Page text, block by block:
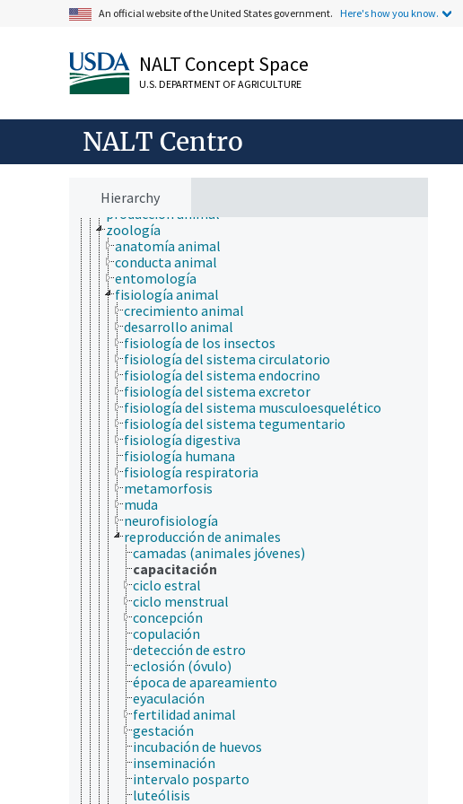
An official website of the United States government. Here's how you know.
NALT Concept Space
U.S. DEPARTMENT OF AGRICULTURE
NALT Centro
Hierarchy
cartografía
ciencia animal
anatomía y morfología
antropología
ciencia avícola
ciencia de forrajes y piensos
ciencia de la carne
ciencia lechera
ciencias médicas
cruce de animales
ganadería
producción animal
zoología
anatomía animal
conducta animal
entomología
fisiología animal
crecimiento animal
desarrollo animal
fisiología de los insectos
fisiología del sistema circulatorio
fisiología del sistema endocrino
fisiología del sistema excretor
fisiología del sistema musculoesquelético
fisiología del sistema tegumentario
fisiología digestiva
fisiología humana
fisiología respiratoria
metamorfosis
muda
neurofisiología
reproducción de animales
camadas (animales jóvenes)
capacitación
ciclo estral
ciclo menstrual
concepción
copulación
detección de estro
eclosión (óvulo)
época de apareamiento
eyaculación
fertilidad animal
gestación
incubación de huevos
inseminación
intervalo posparto
luteólisis